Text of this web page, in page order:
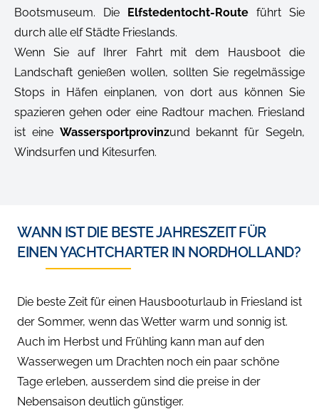
Bootsmuseum. Die Elfstedentocht-Route führt Sie
durch alle elf Städte Frieslands.
Wenn Sie auf Ihrer Fahrt mit dem Hausboot die
Landschaft genießen wollen, sollten Sie regelmässige
Stops in Häfen einplanen, von dort aus können Sie
spazieren gehen oder eine Radtour machen. Friesland
ist eine Wassersportprovinzund bekannt für Segeln,
Windsurfen und Kitesurfen.
WANN IST DIE BESTE JAHRESZEIT FÜR
EINEN YACHTCHARTER IN NORDHOLLAND?
Die beste Zeit für einen Hausbooturlaub in Friesland ist
der Sommer, wenn das Wetter warm und sonnig ist.
Auch im Herbst und Frühling kann man auf den
Wasserwegen um Drachten noch ein paar schöne
Tage erleben, ausserdem sind die preise in der
Nebensaison deutlich günstiger.